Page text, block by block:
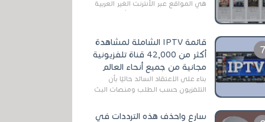
هي المواقع عبر الأنترنت الغير العربية
التي تقدم خدمة تحميل الأفلام على
قائمة IPTV الشاملة لمشاهدة
أكثر من 42,000 قناة تلفزيونية
مجانية من جميع أنحاء العالم
بناءً على الاعتقاد السائد حاليًا بأن
التلفزيون حسب الطلب ومنصات البث
سارع واحذف هذه الترددات في